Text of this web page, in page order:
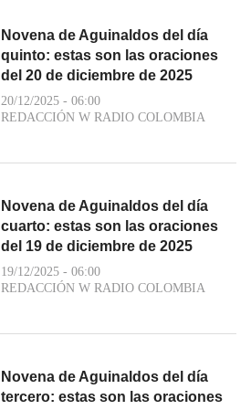
Novena de Aguinaldos del día
quinto: estas son las oraciones
del 20 de diciembre de 2025
20/12/2025 - 06:00
REDACCIÓN W RADIO COLOMBIA
Novena de Aguinaldos del día
cuarto: estas son las oraciones
del 19 de diciembre de 2025
19/12/2025 - 06:00
REDACCIÓN W RADIO COLOMBIA
Novena de Aguinaldos del día
tercero: estas son las oraciones